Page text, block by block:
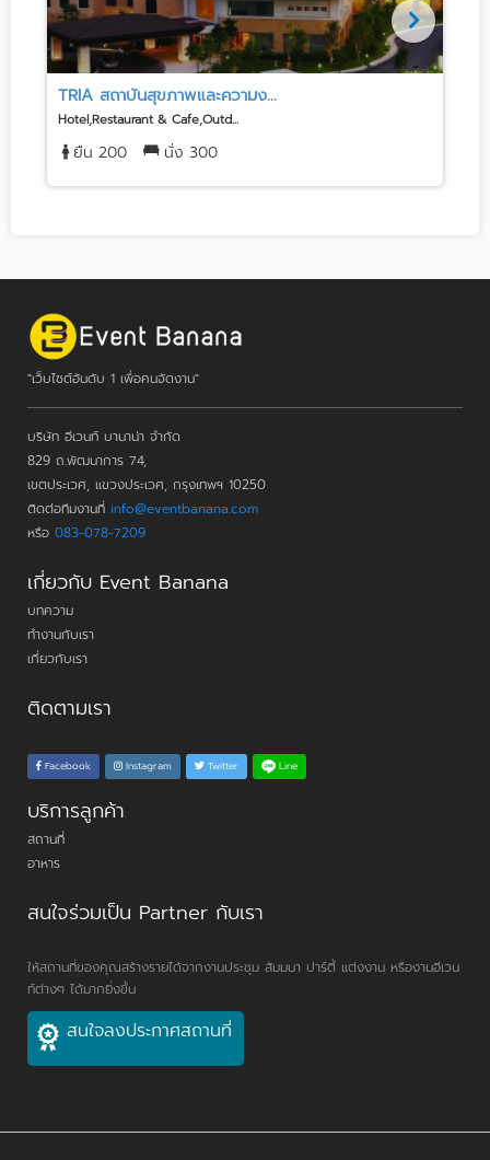
TRIA สถาบันสุขภาพและความง...
Hotel,Restaurant & Cafe,Outd...
ยืน 200 นั่ง 300
"เว็บไซต์อันดับ 1 เพื่อคนจัดงาน"
บริษัท อีเวนท์ บานาน่า จำกัด
829 ถ.พัฒนาการ 74,
เขตประเวศ, แขวงประเวศ, กรุงเทพฯ 10250
ติดต่อทีมงานที่ info@eventbanana.com
หรือ 083-078-7209
เกี่ยวกับ Event Banana
บทความ
ทำงานกับเรา
เกี่ยวกับเรา
ติดตามเรา
Facebook Instagram Twitter Line
บริการลูกค้า
สถานที่
อาหาร
สนใจร่วมเป็น Partner กับเรา
ให้สถานที่ของคุณสร้างรายได้จากงานประชุม สัมมนา ปาร์ตี้ แต่งงาน หรืองานอีเวน
ท์ต่างๆ ได้มากยิ่งขึ้น
สนใจลงประกาศสถานที่